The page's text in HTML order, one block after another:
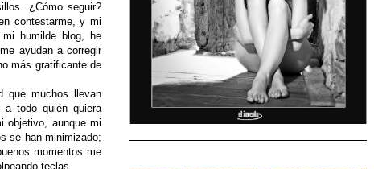
¿Cómo seguir?
contestarme, y mi
humilde blog, he
ayudan a corregir
más gratificante de
que muchos llevan
todo quién quiera
objetivo, aunque mi
se han minimizado;
momentos me
teclas.